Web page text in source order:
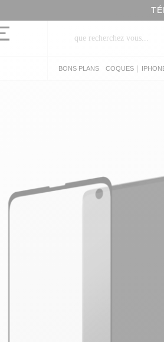
BONS PLANS COQUES